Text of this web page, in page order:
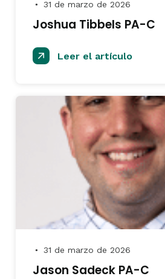
● 31 de marzo de 2026
Joshua Tibbels PA-C
Leer el artículo
● 31 de marzo de 2026
Jason Sadeck PA-C